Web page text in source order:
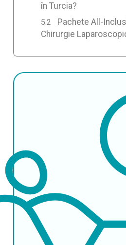
în Turcia?
Pachete All-
Chirurgie